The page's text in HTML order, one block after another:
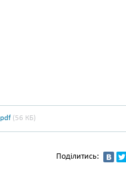
pdf (56 КБ)
Поділитись: